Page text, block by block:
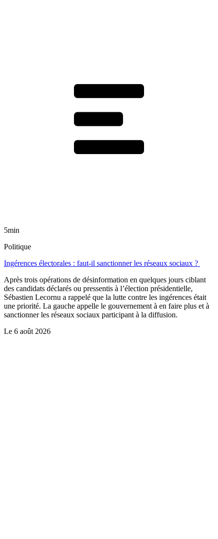
5min
Politique
Ingérences électorales : faut-il sanctionner les réseaux sociaux ?
Après trois opérations de désinformation en quelques jours ciblant
des candidats déclarés ou pressentis à l’élection présidentielle,
Sébastien Lecornu a rappelé que la lutte contre les ingérences était
une priorité. La gauche appelle le gouvernement à en faire plus et à
sanctionner les réseaux sociaux participant à la diffusion.
Le 6 août 2026